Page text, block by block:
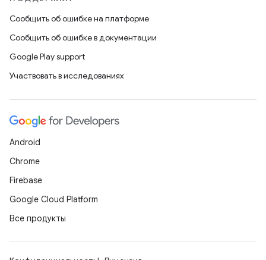
Сообщить об ошибке на платформе
Сообщить об ошибке в документации
Google Play support
Участвовать в исследованиях
Android
Chrome
Firebase
Google Cloud Platform
Все продукты